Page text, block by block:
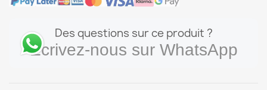
Des questions sur ce produit ?
Écrivez-nous sur WhatsApp